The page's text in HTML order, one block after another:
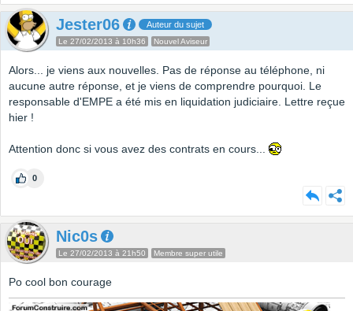
Jester06 Auteur du sujet
Le 27/02/2013 à 10h36 Nouvel Aviseur
Alors... je viens aux nouvelles. Pas de réponse au téléphone, ni
aucune autre réponse, et je viens de comprendre pourquoi. Le
responsable d'EMPE a été mis en liquidation judiciaire. Lettre reçue
hier !
Attention donc si vous avez des contrats en cours...
0
Nic0s
Le 27/02/2013 à 21h50 Membre super utile
Po cool bon courage